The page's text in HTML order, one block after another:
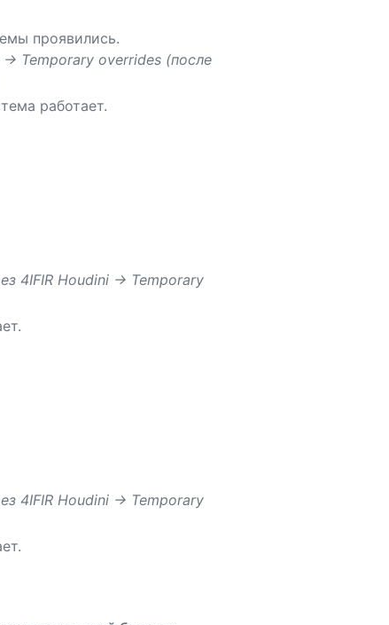
проявились.
-> Temporary overrides (после
работает.
4IFIR Houdini -> Temporary
4IFIR Houdini -> Temporary